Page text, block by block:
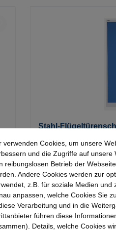
Stahl-
446,25 €*
verwenden Cookies, um unsere
und die Zugriffe auf unsere
reibungslosen Betrieb der
Andere Cookies werden zur
z.B. für soziale Medien und
anpassen, welche Cookies Sie
Verarbeitung und in die
führen diese
Details, welche Cookies